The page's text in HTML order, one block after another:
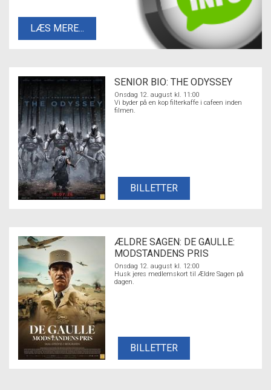
LÆS MERE...
SENIOR BIO: THE ODYSSEY
Onsdag 12. august kl. 11:00
Vi byder på en kop filterkaffe i cafeen inden
filmen.
BILLETTER
ÆLDRE SAGEN: DE GAULLE:
MODSTANDENS PRIS
Onsdag 12. august kl. 12:00
Husk jeres medlemskort til Ældre Sagen på
dagen.
BILLETTER